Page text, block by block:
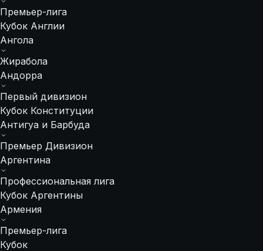
Премьер-лига
Кубок Англии
Ангола
Жирабола
Андорра
Первый дивизион
Кубок Конституции
Антигуа и Барбуда
Премьер Дивизион
Аргентина
Профессиональная лига
Кубок Аргентины
Армения
Премьер-лига
Кубок